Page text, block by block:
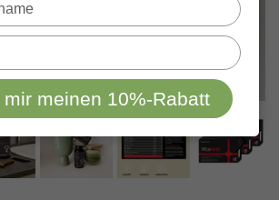
meinen 10%-Rabatt